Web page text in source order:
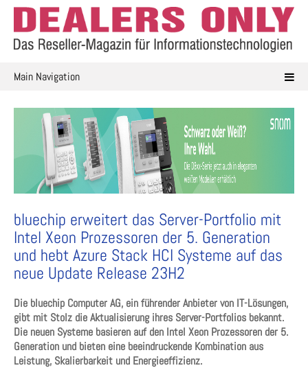
Skip
content
Main Navigation
bluechip erweitert das Server-Portfolio mit
Intel Xeon Prozessoren der 5. Generation
und hebt Azure Stack HCI Systeme auf das
neue Update Release 23H2
Die bluechip Computer AG, ein führender Anbieter von IT-Lösungen,
gibt mit Stolz die Aktualisierung ihres Server-Portfolios bekannt.
Die neuen Systeme basieren auf den Intel Xeon Prozessoren der 5.
Generation und bieten eine beeindruckende Kombination aus
Leistung, Skalierbarkeit und Energieeffizienz.